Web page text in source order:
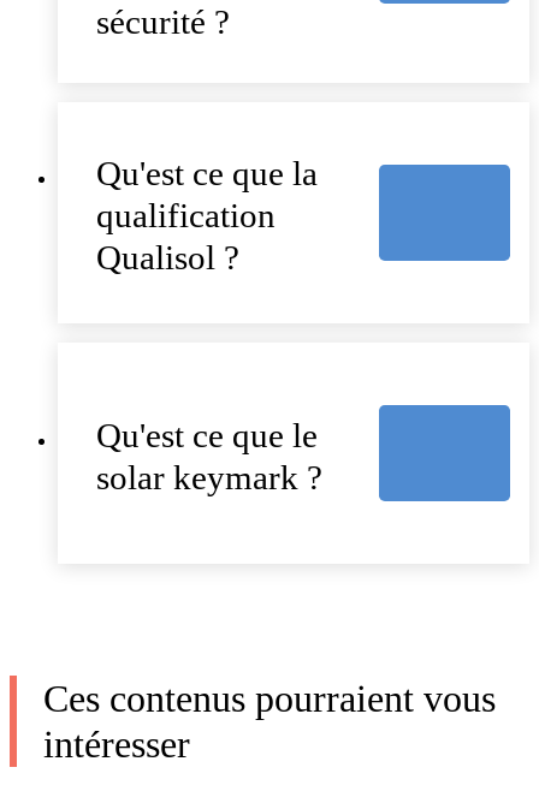
sécurité ?
Qu'est ce que la
qualification
Qualisol ?
Qu'est ce que le
solar keymark ?
Ces contenus pourraient vous
intéresser